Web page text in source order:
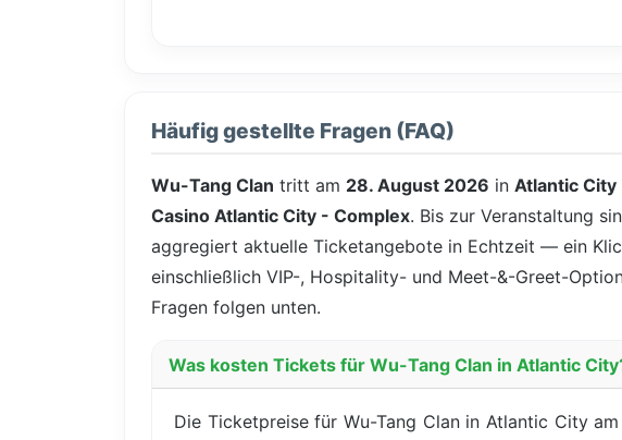
Häufig gestellte Fragen (FAQ)
Wu-Tang Clan tritt am 28. August 2026 in Atlantic City
Casino Atlantic City - Complex. Bis zur Veranstaltung
aggregiert aktuelle Ticketangebote in Echtzeit — ein
einschließlich VIP-, Hospitality- und Meet-&-Greet-
Fragen folgen unten.
Was kosten Tickets für Wu-Tang Clan in Atlantic
Die Ticketpreise für Wu-Tang Clan in Atlantic City